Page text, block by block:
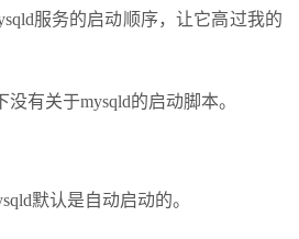
服务的启动顺序，让它高过我的
有关于mysqld的启动脚本。
默认是自动启动的。